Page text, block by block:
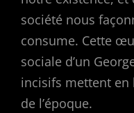
société nous
consume. Cette
sociale d’un
incisifs mettent
de l’époque.